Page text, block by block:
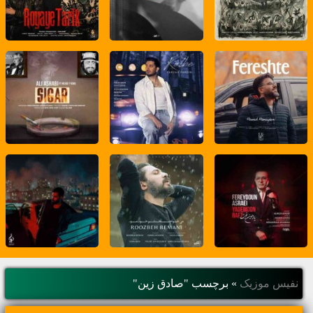
نفیس موزیک » برچسب "صادق زین"